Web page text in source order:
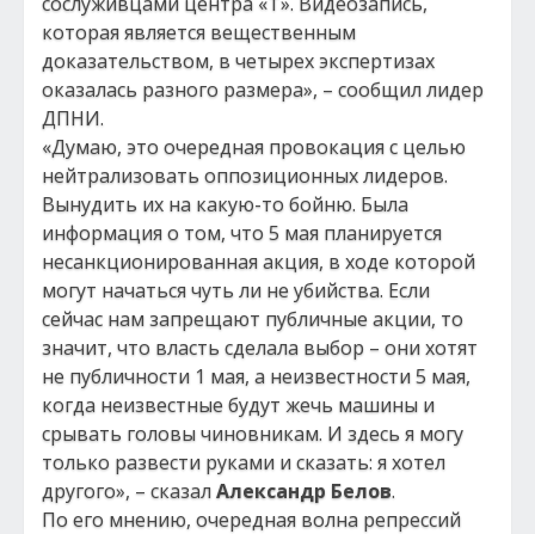
которая является вещественным
доказательством, в четырех экспертизах
оказалась разного размера», – сообщил лидер
ДПНИ.
«Думаю, это очередная провокация с целью
нейтрализовать оппозиционных лидеров.
Вынудить их на какую-то бойню. Была
информация о том, что 5 мая планируется
несанкционированная акция, в ходе которой
могут начаться чуть ли не убийства. Если
сейчас нам запрещают публичные акции, то
значит, что власть сделала выбор – они хотят
не публичности 1 мая, а неизвестности 5 мая,
когда неизвестные будут жечь машины и
срывать головы чиновникам. И здесь я могу
только развести руками и сказать: я хотел
другого», – сказалАлександр Белов.
По его мнению, очередная волна репрессий